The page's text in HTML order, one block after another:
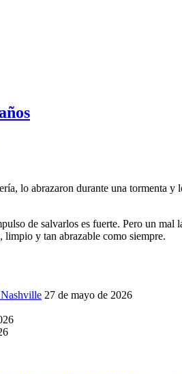
lo abrazaron durante una tormenta
de salvarlos es fuerte. Pero un
limpio y tan abrazable como siempre.
Nashville 27 de mayo de 2026